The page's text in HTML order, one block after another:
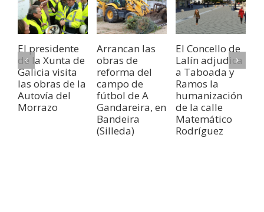
El presidente
de la Xunta de
Galicia visita
las obras de la
Autovía del
Morrazo
Arrancan las
obras de
reforma del
campo de
fútbol de A
Gandareira, en
Bandeira
(Silleda)
El Concello de
Lalín adjudica
a Taboada y
Ramos la
humanización
de la calle
Matemático
Rodríguez